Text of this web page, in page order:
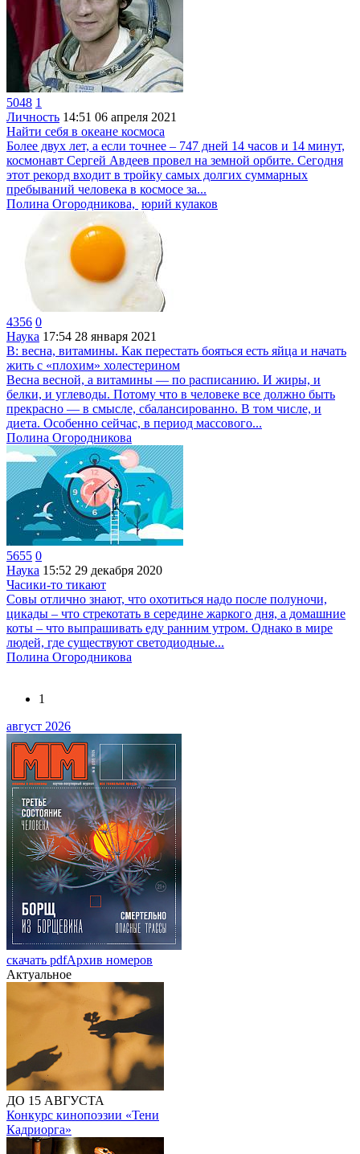
5048 1
Личность 14:51 06 апреля 2021
Найти себя в океане космоса
Более двух лет, а если точнее – 747 дней 14 часов и 14 минут,
космонавт Сергей Авдеев провел на земной орбите. Сегодня
этот рекорд входит в тройку самых долгих суммарных
пребываний человека в космосе за...
Полина Огородникова, юрий кулаков
4356 0
Наука 17:54 28 января 2021
В: весна, витамины. Как перестать бояться есть яйца и начать
жить с «плохим» холестерином
Весна весной, а витамины — по расписанию. И жиры, и
белки, и углеводы. Потому что в человеке все должно быть
прекрасно — в смысле, сбалансированно. В том числе, и
диета. Особенно сейчас, в период массового...
Полина Огородникова
5655 0
Наука 15:52 29 декабря 2020
Часики-то тикают
Совы отлично знают, что охотиться надо после полуночи,
цикады – что стрекотать в середине жаркого дня, а домашние
коты – что выпрашивать еду ранним утром. Однако в мире
людей, где существуют светодиодные...
Полина Огородникова
1
август 2026
скачать pdfАрхив номеров
Актуальное
ДО 15 АВГУСТА
Конкурс кинопоэзии «Тени
Кадриорга»